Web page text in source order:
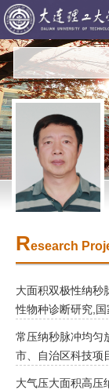
Research
大面积双极性纳秒
性物种诊断研究,
常压纳秒脉冲均匀
市、自治区科技项
大气压大面积高压